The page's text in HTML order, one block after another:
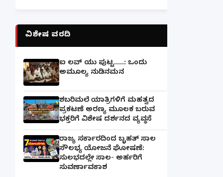
ವಿಶೇಷ ವರದಿ
ಐ ಲವ್ ಯು ಪುಟ್ಟ.....: ಒಂದು
ಅಮೂಲ್ಯ ನುಡಿನಮನ
ಶಬರಿಮಲೆ ಯಾತ್ರಿಗಳಿಗೆ ಮಹತ್ವದ
ಪ್ರಕಟಣೆ ಅರಣ್ಯ ಮೂಲಕ ಬರುವ
ಭಕ್ತರಿಗೆ ವಿಶೇಷ ದರ್ಶನದ ವ್ಯವಸ್ಥೆ
ರಾಜ್ಯ ಸರ್ಕಾರದಿಂದ ಬೃಹತ್ ಸಾಲ
ಸೌಲಭ್ಯ ಯೋಜನೆ ಘೋಷಣೆ:
ಸುಲಭದಲ್ಲೇ ಸಾಲ- ಅರ್ಹರಿಗೆ
ಸುವರ್ಣಾವಕಾಶ